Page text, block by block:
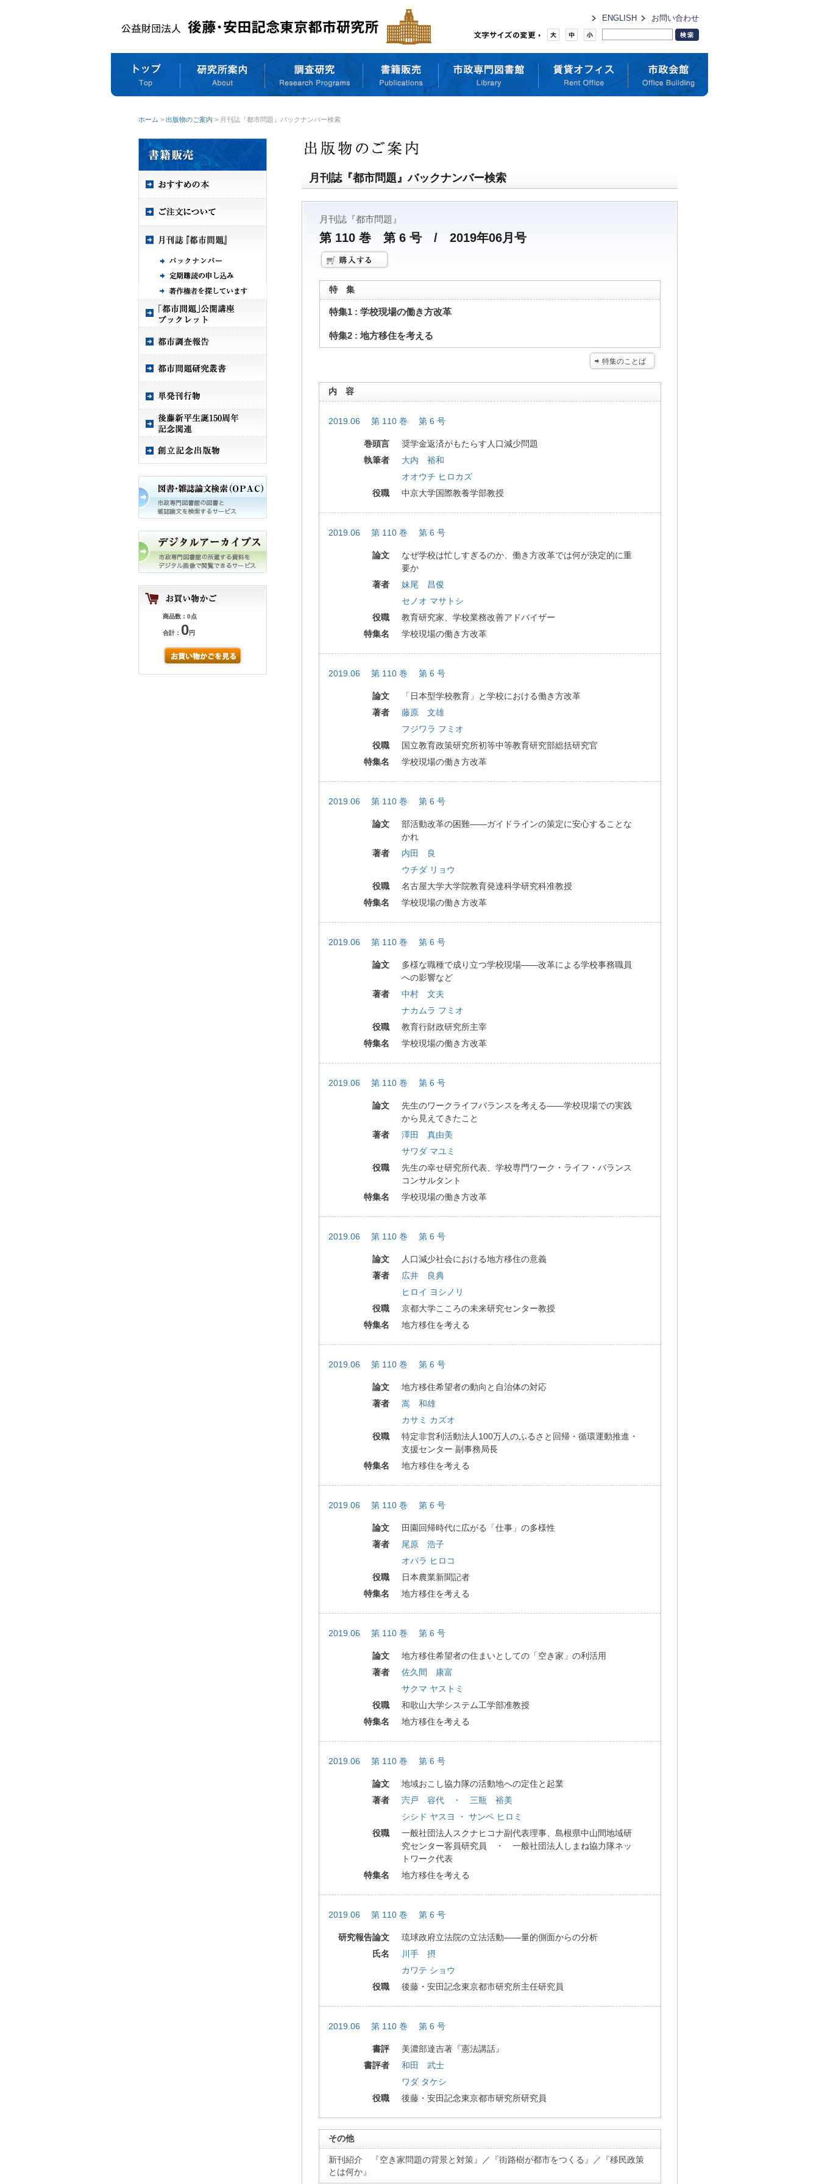
ENGLISH お問い合わせ
ホーム > 出版物のご案内 > 月刊誌『都市問題』バックナンバー検索
商品数：0点
合計： 0円
月刊誌『都市問題』バックナンバー検索
月刊誌『都市問題』
第 110 巻 第 6 号 / 2019年06月号
特 集
特集1 : 学校現場の働き方改革
特集2 : 地方移住を考える
特集のことば
内 容
2019.06 第 110 巻 第 6 号
巻頭言
奨学金返済がもたらす人口減少問題
執筆者
大内 裕和
オオウチ ヒロカズ
役職
中京大学国際教養学部教授
2019.06 第 110 巻 第 6 号
論文
なぜ学校は忙しすぎるのか、働き方改革では何が決定的に重
要か
著者
妹尾 昌俊
セノオ マサトシ
役職
教育研究家、学校業務改善アドバイザー
特集名
学校現場の働き方改革
2019.06 第 110 巻 第 6 号
論文
「日本型学校教育」と学校における働き方改革
著者
藤原 文雄
フジワラ フミオ
役職
国立教育政策研究所初等中等教育研究部総括研究官
特集名
学校現場の働き方改革
2019.06 第 110 巻 第 6 号
論文
部活動改革の困難――ガイドラインの策定に安心することな
かれ
著者
内田 良
ウチダ リョウ
役職
名古屋大学大学院教育発達科学研究科准教授
特集名
学校現場の働き方改革
2019.06 第 110 巻 第 6 号
論文
多様な職種で成り立つ学校現場――改革による学校事務職員
への影響など
著者
中村 文夫
ナカムラ フミオ
役職
教育行財政研究所主宰
特集名
学校現場の働き方改革
2019.06 第 110 巻 第 6 号
論文
先生のワークライフバランスを考える――学校現場での実践
から見えてきたこと
著者
澤田 真由美
サワダ マユミ
役職
先生の幸せ研究所代表、学校専門ワーク・ライフ・バランス
コンサルタント
特集名
学校現場の働き方改革
2019.06 第 110 巻 第 6 号
論文
人口減少社会における地方移住の意義
著者
広井 良典
ヒロイ ヨシノリ
役職
京都大学こころの未来研究センター教授
特集名
地方移住を考える
2019.06 第 110 巻 第 6 号
論文
地方移住希望者の動向と自治体の対応
著者
嵩 和雄
カサミ カズオ
役職
特定非営利活動法人100万人のふるさと回帰・循環運動推進・
支援センター 副事務局長
特集名
地方移住を考える
2019.06 第 110 巻 第 6 号
論文
田園回帰時代に広がる「仕事」の多様性
著者
尾原 浩子
オバラ ヒロコ
役職
日本農業新聞記者
特集名
地方移住を考える
2019.06 第 110 巻 第 6 号
論文
地方移住希望者の住まいとしての「空き家」の利活用
著者
佐久間 康富
サクマ ヤストミ
役職
和歌山大学システム工学部准教授
特集名
地方移住を考える
2019.06 第 110 巻 第 6 号
論文
地域おこし協力隊の活動地への定住と起業
著者
宍戸 容代 ・ 三瓶 裕美
シシド ヤスヨ ・ サンベ ヒロミ
役職
一般社団法人スクナヒコナ副代表理事、島根県中山間地域研
究センター客員研究員 ・ 一般社団法人しまね協力隊ネッ
トワーク代表
特集名
地方移住を考える
2019.06 第 110 巻 第 6 号
研究報告論文
琉球政府立法院の立法活動――量的側面からの分析
氏名
川手 摂
カワテ ショウ
役職
後藤・安田記念東京都市研究所主任研究員
2019.06 第 110 巻 第 6 号
書評
美濃部達吉著『憲法講話』
書評者
和田 武士
ワダ タケシ
役職
後藤・安田記念東京都市研究所研究員
その他
新刊紹介 『空き家問題の背景と対策』／『街路樹が都市をつくる』／『移民政策
とは何か』